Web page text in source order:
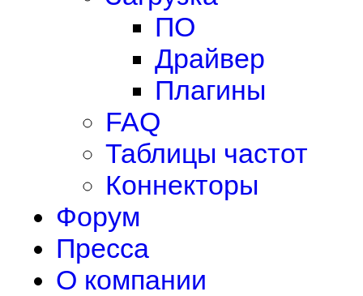
ПО
Драйвер
Плагины
FAQ
Таблицы частот
Коннекторы
Форум
Пресса
О компании